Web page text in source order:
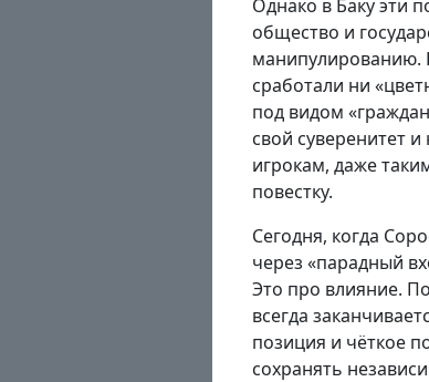
Однако в Баку эти
общество и
манипулированию.
сработали ни
под видом
свой суверенитет
игрокам, даже
повестку.
Сегодня, когда
через «парадный
Это про влияние.
всегда
позиция и чёткое
сохранять